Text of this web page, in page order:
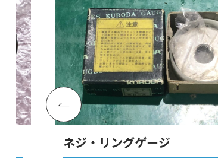
ネジ・リングゲージ